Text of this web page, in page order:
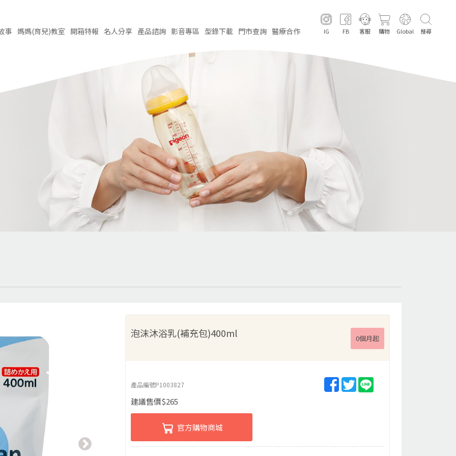
事 媽媽(育兒)教室 開箱特報 名人分享 產品諮詢 影音專區 型錄下載 門市查詢 醫療合作 IG FB 客服 購物 Global 搜尋
泡沫沐浴乳(補充包)400ml 0個月起
產品編號P1003827
建議售價$265
官方購物商城